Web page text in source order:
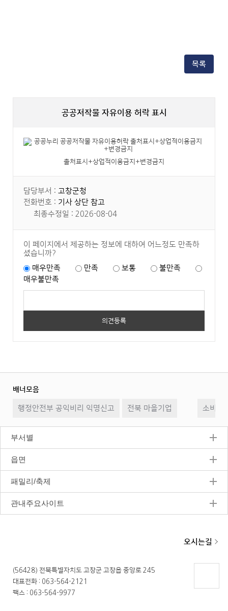
보
목록
공공저작물 자유이용 허락 표시
출처표시+상업적이용금지+변경금지
담당부서 : 고창군청
전화번호 : 기사 상단 참고
최종수정일 : 2026-08-04
이 페이지에서 제공하는 정보에 대하여 어느정도 만족하
셨습니까?
매우만족
만족 보통
불만족
매우불만족
배너모음
시
지
음
행정안전부 공익비리 익명신고 전북 마을기업 소비자
부서별
읍면
패밀리/축제
관내주요사이트
(56428) 전북특별자치도 고창군 고창읍 중앙로 245
대표전화 : 063-564-2121
팩스 : 063-564-9977
오시는길